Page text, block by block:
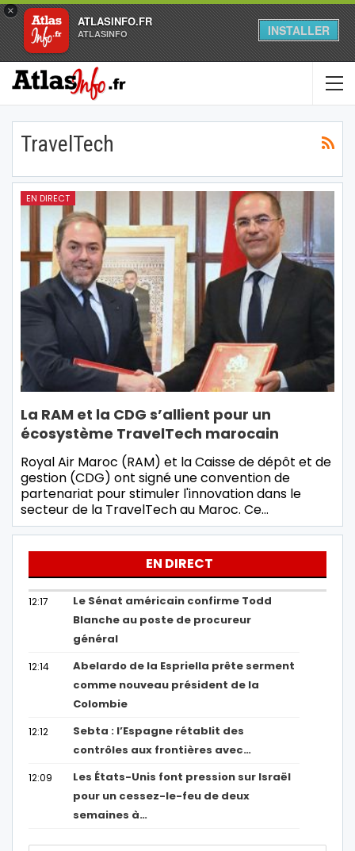
×
ATLASINFO.FR
ATLASINFO INSTALLER
TravelTech
EN DIRECT
La RAM et la CDG s’allient pour un
écosystème TravelTech marocain
Royal Air Maroc (RAM) et la Caisse de dépôt et de
gestion (CDG) ont signé une convention de
partenariat pour stimuler l'innovation dans le
secteur de la TravelTech au Maroc. Ce…
EN DIRECT
12:17
Le Sénat américain confirme Todd
Blanche au poste de procureur
général
12:14
Abelardo de la Espriella prête serment
comme nouveau président de la
Colombie
12:12
Sebta : l’Espagne rétablit des
contrôles aux frontières avec…
12:09
Les États-Unis font pression sur Israël
pour un cessez-le-feu de deux
semaines à…